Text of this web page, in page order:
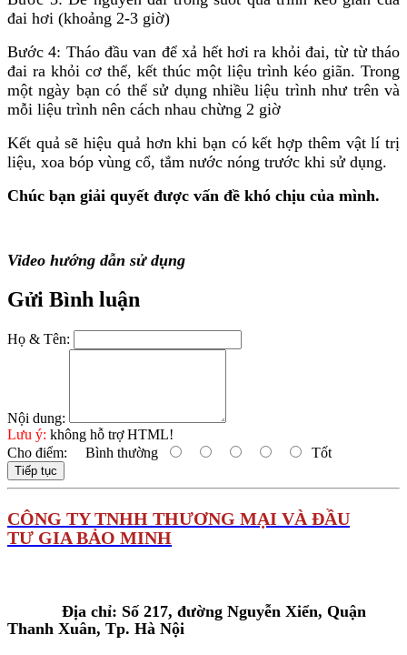
đai hơi (khoảng 2-3 giờ)
Bước 4: Tháo đầu van để xả hết hơi ra khỏi đai, từ từ tháo
đai ra khỏi cơ thể, kết thúc một liệu trình kéo giãn. Trong
một ngày bạn có thể sử dụng nhiều liệu trình như trên và
mỗi liệu trình nên cách nhau chừng 2 giờ
​Kết quả sẽ hiệu quả hơn khi bạn có kết hợp thêm vật lí trị
liệu, xoa bóp vùng cổ, tắm nước nóng trước khi sử dụng.
Chúc bạn giải quyết được vấn đề khó chịu của mình.
Video hướng dẫn sử dụng
Gửi Bình luận
Họ & Tên:
Nội dung:
Lưu ý: không hỗ trợ HTML!
Cho điểm: Bình thường Tốt
Tiếp tục
CÔNG TY TNHH THƯƠNG MẠI VÀ ĐẦU
TƯ GIA BẢO MINH
Địa chỉ: Số 217, đường Nguyễn Xiển, Quận
Thanh Xuân, Tp. Hà Nội